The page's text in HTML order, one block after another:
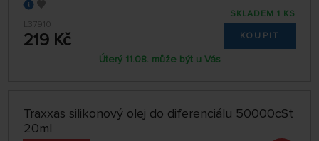
L37910
219 Kč
SKLADEM 1 KS
KOUPIT
Úterý 11.08. může být u Vás
Traxxas silikonový olej do diferenciálu 50000cSt
20ml